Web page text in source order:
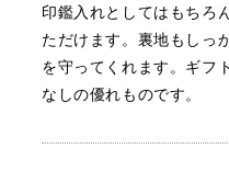
印鑑入れとしてはもちろ
ただけます。 裏地もしっ
を守ってくれます。 ギフ
なしの優れものです。